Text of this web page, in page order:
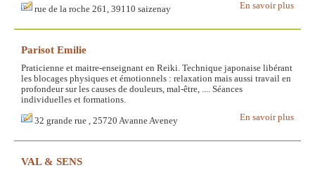
En savoir plus
rue de la roche 261, 39110 saizenay
Parisot Emilie
Praticienne et maitre-enseignant en Reiki. Techniqu­e japonaise libérant
les blocages physiques et émotionnels : relaxation mais aussi travail en
profondeur sur les causes de douleurs, mal-être, .... Séances
individuelles et formations.
En savoir plus
32 grande rue , 25720 Avanne Aveney
VAL & SENS